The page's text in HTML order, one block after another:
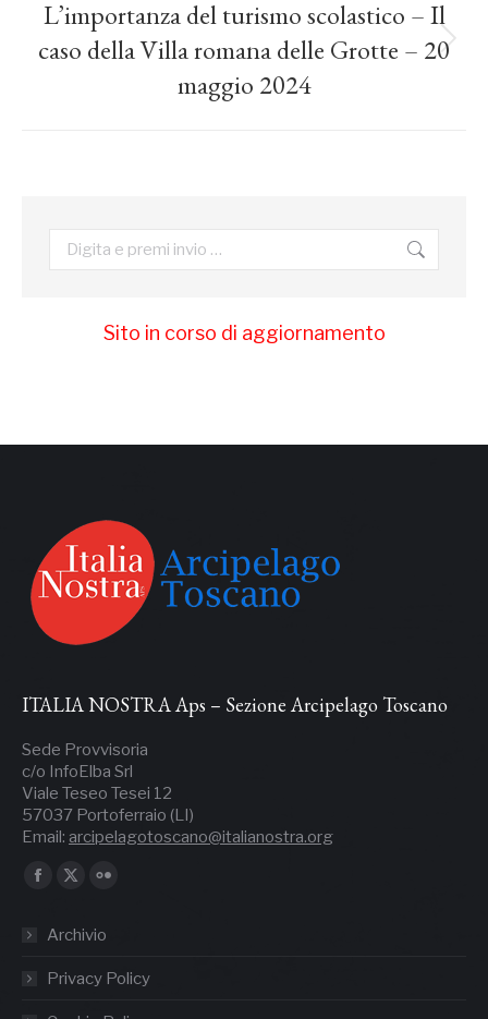
post
Prossimo
post:
L’importanza del turismo scolastico – Il
caso della Villa romana delle Grotte – 20
maggio 2024
Cerca:
Sito in corso di aggiornamento
ITALIA NOSTRA Aps – Sezione Arcipelago Toscano
Sede Provvisoria
c/o InfoElba Srl
Viale Teseo Tesei 12
57037 Portoferraio (LI)
Email: arcipelagotoscano@italianostra.org
Ci puoi trovare su:
Facebook
opens
in
X
opens
in
opens
in
Archivio
Privacy Policy